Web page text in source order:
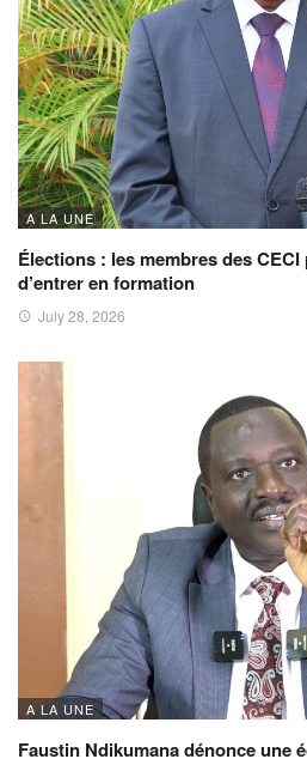
A LA UNE
Élections : les membres des
d’entrer en formation
July 28, 2026
A LA UNE
Faustin Ndikumana dénonce une